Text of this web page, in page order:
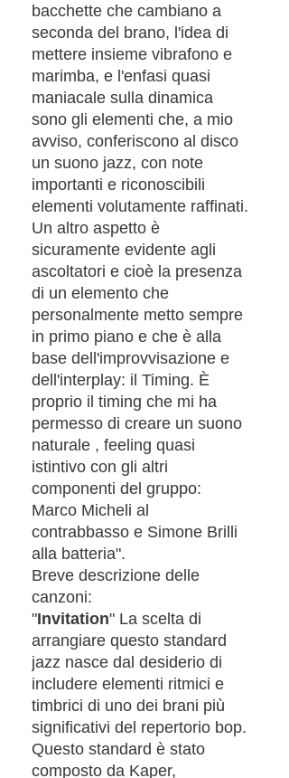
bacchette che cambiano a
seconda del brano, l'idea di
mettere insieme vibrafono e
marimba, e l'enfasi quasi
maniacale sulla dinamica
sono gli elementi che, a mio
avviso, conferiscono al disco
un suono jazz, con note
importanti e riconoscibili
elementi volutamente raffinati.
Un altro aspetto è
sicuramente evidente agli
ascoltatori e cioè la presenza
di un elemento che
personalmente metto sempre
in primo piano e che è alla
base dell'improvvisazione e
dell'interplay: il Timing. È
proprio il timing che mi ha
permesso di creare un suono
naturale , feeling quasi
istintivo con gli altri
componenti del gruppo:
Marco Micheli al
contrabbasso e Simone Brilli
alla batteria".
Breve descrizione delle
canzoni:
"Invitation" La scelta di
arrangiare questo standard
jazz nasce dal desiderio di
includere elementi ritmici e
timbrici di uno dei brani più
significativi del repertorio bop.
Questo standard è stato
composto da Kaper,